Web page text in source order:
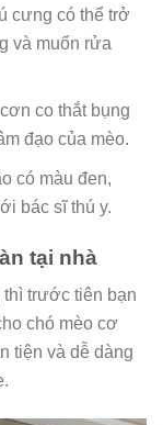
cưng có thể trở
và muốn rửa
co thắt bụng
đạo của mèo.
có màu đen,
bác sĩ thú y.
tại nhà
trước tiên bạn
chó mèo cơ
tiện và dễ dàng